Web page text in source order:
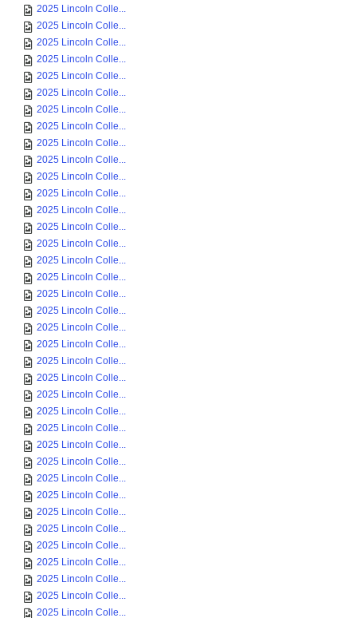
2025 Lincoln Colle...
2025 Lincoln Colle...
2025 Lincoln Colle...
2025 Lincoln Colle...
2025 Lincoln Colle...
2025 Lincoln Colle...
2025 Lincoln Colle...
2025 Lincoln Colle...
2025 Lincoln Colle...
2025 Lincoln Colle...
2025 Lincoln Colle...
2025 Lincoln Colle...
2025 Lincoln Colle...
2025 Lincoln Colle...
2025 Lincoln Colle...
2025 Lincoln Colle...
2025 Lincoln Colle...
2025 Lincoln Colle...
2025 Lincoln Colle...
2025 Lincoln Colle...
2025 Lincoln Colle...
2025 Lincoln Colle...
2025 Lincoln Colle...
2025 Lincoln Colle...
2025 Lincoln Colle...
2025 Lincoln Colle...
2025 Lincoln Colle...
2025 Lincoln Colle...
2025 Lincoln Colle...
2025 Lincoln Colle...
2025 Lincoln Colle...
2025 Lincoln Colle...
2025 Lincoln Colle...
2025 Lincoln Colle...
2025 Lincoln Colle...
2025 Lincoln Colle...
2025 Lincoln Colle...